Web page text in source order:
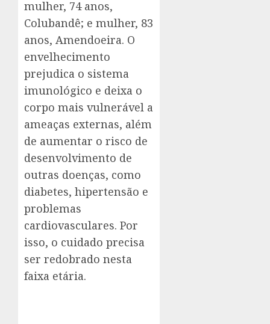
mulher, 74 anos,
Colubandê; e mulher, 83
anos, Amendoeira. O
envelhecimento
prejudica o sistema
imunológico e deixa o
corpo mais vulnerável a
ameaças externas, além
de aumentar o risco de
desenvolvimento de
outras doenças, como
diabetes, hipertensão e
problemas
cardiovasculares. Por
isso, o cuidado precisa
ser redobrado nesta
faixa etária.